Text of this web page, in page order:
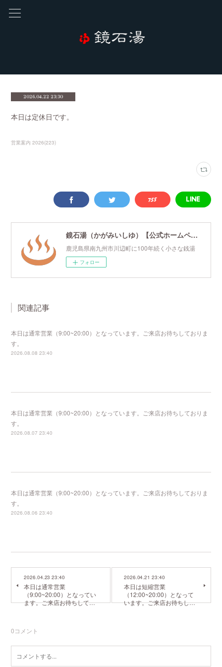
2026.04.22 23:30
本日は定休日です。
営業案内 2026(223)
鏡石湯（かがみいしゆ）【公式ホームページ】
鹿児島県南九州市川辺町に100年続く小さな銭湯
フォロー
関連記事
本日は通常営業（9:00~20:00）となっています。ご来店お待ちしておりま
す。
2026.08.08 23:40
本日は通常営業（9:00~20:00）となっています。ご来店お待ちしておりま
す。
2026.08.07 23:40
本日は通常営業（9:00~20:00）となっています。ご来店お待ちしておりま
す。
2026.08.06 23:40
2026.04.23 23:40
本日は通常営業
（9:00~20:00）となってい
ます。ご来店お待ちして…
2026.04.21 23:40
本日は短縮営業
（12:00~20:00）となって
います。ご来店お待ちし…
0コメント